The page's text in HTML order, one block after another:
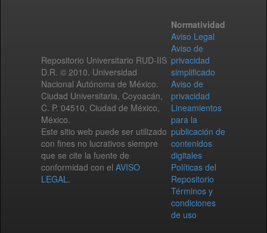
Repositorio Universitario RUD-IIS
D.R. © 2010. Universidad
Nacional Autónoma de México.
Ciudad Universitaria, Coyoacán,
C. P. 04510, Ciudad de México,
México.
Este sitio web puede ser utilizado
con fines no lucrativos siempre
que se cite la fuente de
conformidad con el AVISO
LEGAL.
Normatividad
Aviso Legal
Aviso de
privacidad
simplificado
Aviso de
privacidad
Lineamientos
para la
publicación de
contenidos
digitales
Políticas del
Repositorio
Términos y
condiciones
de uso